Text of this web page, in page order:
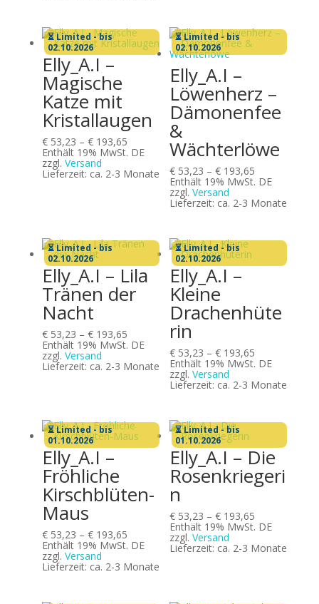
⏳ Limited - bis
02.10.2026
Elly_A.I –
Magische
Katze mit
Kristallaugen
€53,23 – €193,65Preisspanne:
€ 53,23
€ 193,65
Enthält 19% MwSt. DE
zzgl. Versand
Lieferzeit: ca. 2-3 Monate
⏳ Limited - bis
02.10.2026
Elly_A.I –
Löwenherz –
Dämonenfee
&
Wächterlöwe
€53,23 – €193,65Preisspanne:
€ 53,23
€ 193,65
Enthält 19% MwSt. DE
zzgl. Versand
Lieferzeit: ca. 2-3 Monate
⏳ Limited - bis
02.10.2026
Elly_A.I – Lila
Tränen der
Nacht
€53,23 – €193,65Preisspanne:
€ 53,23
€ 193,65
Enthält 19% MwSt. DE
zzgl. Versand
Lieferzeit: ca. 2-3 Monate
⏳ Limited - bis
02.10.2026
Elly_A.I –
Kleine
Drachenhüte
rin
€53,23 – €193,65Preisspanne:
€ 53,23
€ 193,65
Enthält 19% MwSt. DE
zzgl. Versand
Lieferzeit: ca. 2-3 Monate
⏳ Limited - bis
01.10.2026
Elly_A.I –
Fröhliche
Kirschblüten-
Maus
€53,23 – €193,65Preisspanne:
€ 53,23
€ 193,65
Enthält 19% MwSt. DE
zzgl. Versand
Lieferzeit: ca. 2-3 Monate
⏳ Limited - bis
01.10.2026
Elly_A.I – Die
Rosenkriegeri
n
€53,23 – €193,65Preisspanne:
€ 53,23
€ 193,65
Enthält 19% MwSt. DE
zzgl. Versand
Lieferzeit: ca. 2-3 Monate